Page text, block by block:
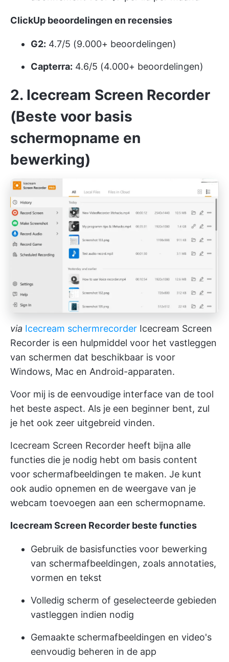
ClickUp beoordelingen en recensies
G2: 4.7/5 (9.000+ beoordelingen)
Capterra: 4.6/5 (4.000+ beoordelingen)
2. Icecream Screen Recorder
(Beste voor basis
schermopname en
bewerking)
via Icecream schermrecorder Icecream Screen
Recorder is een hulpmiddel voor het vastleggen
van schermen dat beschikbaar is voor
Windows, Mac en Android-apparaten.
Voor mij is de eenvoudige interface van de tool
het beste aspect. Als je een beginner bent, zul
je het ook zeer uitgebreid vinden.
Icecream Screen Recorder heeft bijna alle
functies die je nodig hebt om basis content
voor schermafbeeldingen te maken. Je kunt
ook audio opnemen en de weergave van je
webcam toevoegen aan een schermopname.
Icecream Screen Recorder beste functies
Gebruik de basisfuncties voor bewerking
van schermafbeeldingen, zoals annotaties,
vormen en tekst
Volledig scherm of geselecteerde gebieden
vastleggen indien nodig
Gemaakte schermafbeeldingen en video's
eenvoudig beheren in de app